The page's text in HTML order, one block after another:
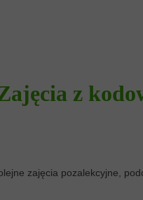
zajęcia pozalekcyjne,
z